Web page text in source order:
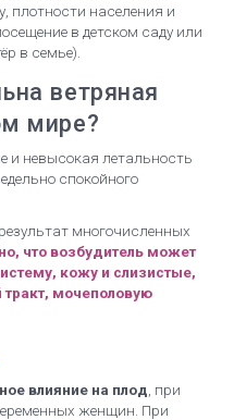
плотности населения и
в детском саду или
в семье).
ветряная
мире?
и невысокая летальность
спокойного
многочисленных
что возбудитель может
кожу и слизистые,
тракт, мочеполовую
влияние на плод , при
женщин. При